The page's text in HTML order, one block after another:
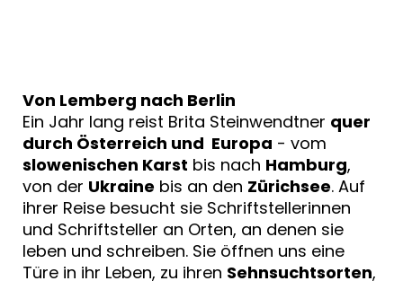
Von Lemberg nach Berlin
Ein Jahr lang reist Brita Steinwendtner quer
durch Österreich und Europa - vom
slowenischen Karst bis nach Hamburg,
von der Ukraine bis an den Zürichsee. Auf
ihrer Reise besucht sie Schriftstellerinnen
und Schriftsteller an Orten, an denen sie
leben und schreiben. Sie öffnen uns eine
Türe in ihr Leben, zu ihren Sehnsuchtsorten,